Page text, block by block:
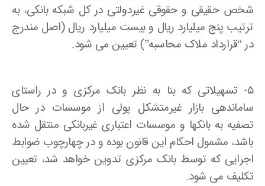
شخص حقیقی و حقوقی غیردولتی در کل شبکه بانکی، به
ترتیب پنج میلیارد ریال و بیست میلیارد ریال (اصل مندرج
در “قرارداد ملاک محاسبه”) تعیین می شود.
۵- تسهیلاتی که بنا به نظر بانک مرکزی و در راستای
ساماندهی بازار غیرمتشکل پولی از موسسات در حال
تصفیه به بانکها و موسسات اعتباری غیربانکی منتقل شده
باشد، مشمول احکام این قانون بوده و در چهارچوب ضوابط
اجرایی که توسط بانک مرکزی تدوین خواهد شد، تعیین
تکلیف می شود.